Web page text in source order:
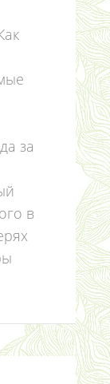
за
в